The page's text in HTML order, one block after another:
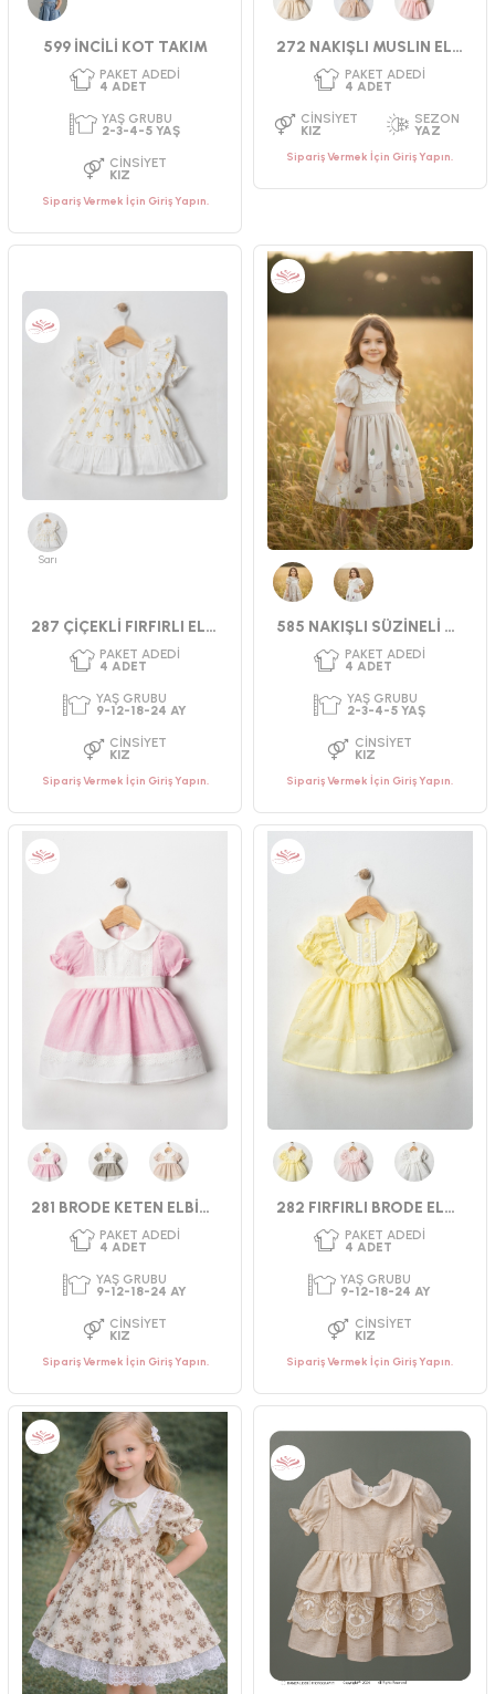
599 İNCİLİ KOT TAKIM
PAKET ADEDI
4ADET
YAŞ GRUBU
2-3-4-5 YAŞ
CINSIYET
KIZ
Sipariş Vermek İçin Giriş Yapın.
272 NAKIŞLI MUSLIN ELBİSE 9-24 AY
PAKET ADEDI
4ADET
CINSIYET
KIZ YAZ
Sipariş Vermek İçin Giriş Yapın.
Sarı
287 ÇİÇEKLİ FIRFIRLI ELBİSE 9-24 AY
PAKET ADEDI
4ADET
YAŞ GRUBU
9-12-18-24 AY
CINSIYET
KIZ
Sipariş Vermek İçin Giriş Yapın.
585 NAKIŞLI SÜZİNELİ ELBİSE
PAKET ADEDI
4ADET
YAŞ GRUBU
2-3-4-5 YAŞ
CINSIYET
Sipariş Vermek İçin Giriş Yapın.
281 BRODE KETEN ELBİSE 9-24 AY
PAKET ADEDI
4ADET
YAŞ GRUBU
9-12-18-24 AY
Sipariş Vermek İçin Giriş Yapın.
282 FIRFIRLI BRODE ELBİSE 9-24 AY
PAKET ADEDI
4ADET
9-12-18-24 AY
Sipariş Vermek İçin Giriş Yapın.